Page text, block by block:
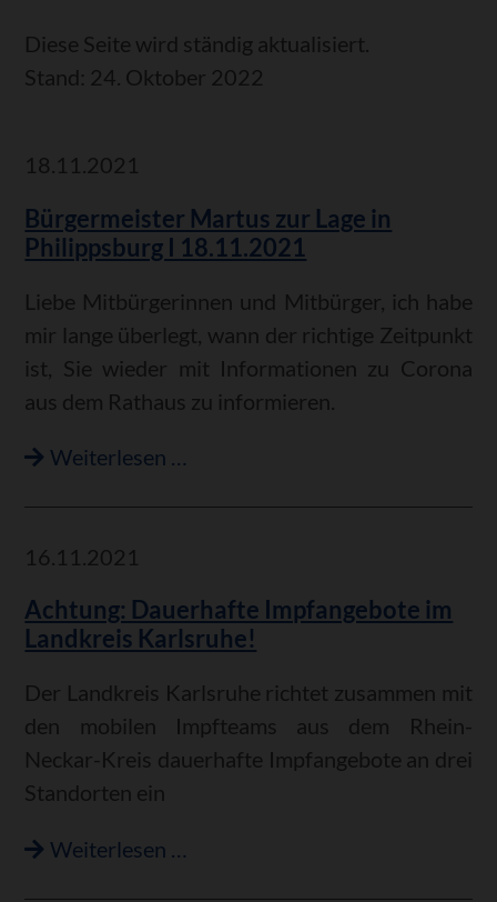
Diese Seite wird ständig aktualisiert.
Stand: 24. Oktober 2022
18.11.2021
Bürgermeister Martus zur Lage in
Philippsburg I 18.11.2021
Liebe Mitbürgerinnen und Mitbürger, ich habe
mir lange überlegt, wann der richtige Zeitpunkt
ist, Sie wieder mit Informationen zu Corona
aus dem Rathaus zu informieren.
Weiterlesen …
Philippsburg
I
18.11.2021
16.11.2021
Achtung: Dauerhafte Impfangebote im
Landkreis Karlsruhe!
Der Landkreis Karlsruhe richtet zusammen mit
den mobilen Impfteams aus dem Rhein-
Neckar-Kreis dauerhafte Impfangebote an drei
Standorten ein
Weiterlesen …